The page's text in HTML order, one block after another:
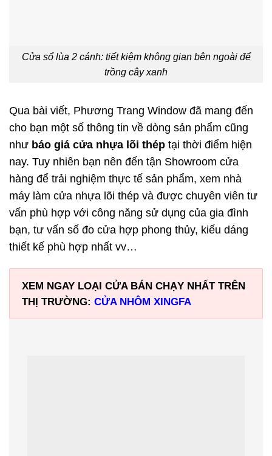
Cửa sổ lùa 2 cánh: tiết kiệm không gian bên ngoài để
trồng cây xanh
Qua bài viết, Phương Trang Window đã mang đến
cho bạn một số thông tin về dòng sản phẩm cũng
như báo giá cửa nhựa lõi thép tại thời điểm hiện
nay. Tuy nhiên bạn nên đến tận Showroom cửa
hàng để trải nghiệm thực tế sản phẩm, xem nhà
máy làm cửa nhựa lõi thép và được chuyên viên tư
vấn phù hợp với công năng sử dụng của gia đình
bạn, tư vấn số đo cửa hợp phong thủy, kiếu dáng
thiết kế phù hợp nhất vv…
XEM NGAY LOẠI CỬA BÁN CHẠY NHẤT TRÊN
THỊ TRƯỜNG: CỬA NHÔM XINGFA